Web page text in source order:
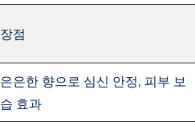
장점
은은한 향으로 심신 안정, 피부 보
습 효과